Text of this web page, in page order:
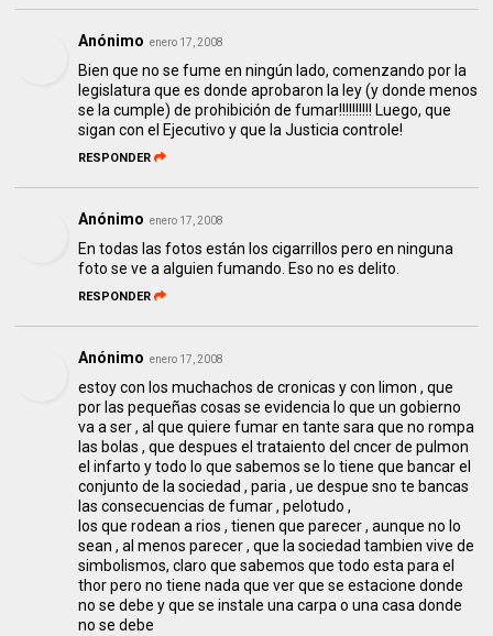
Anónimo enero 17, 2008
Bien que no se fume en ningún lado, comenzando por la
legislatura que es donde aprobaron la ley (y donde menos
se la cumple) de prohibición de fumar!!!!!!!!!! Luego, que
sigan con el Ejecutivo y que la Justicia controle!
RESPONDER
Anónimo enero 17, 2008
En todas las fotos están los cigarrillos pero en ninguna
foto se ve a alguien fumando. Eso no es delito.
RESPONDER
Anónimo enero 17, 2008
estoy con los muchachos de cronicas y con limon , que
por las pequeñas cosas se evidencia lo que un gobierno
va a ser , al que quiere fumar en tante sara que no rompa
las bolas , que despues el trataiento del cncer de pulmon
el infarto y todo lo que sabemos se lo tiene que bancar el
conjunto de la sociedad , paria , ue despue sno te bancas
las consecuencias de fumar , pelotudo ,
los que rodean a rios , tienen que parecer , aunque no lo
sean , al menos parecer , que la sociedad tambien vive de
simbolismos, claro que sabemos que todo esta para el
thor pero no tiene nada que ver que se estacione donde
no se debe y que se instale una carpa o una casa donde
no se debe